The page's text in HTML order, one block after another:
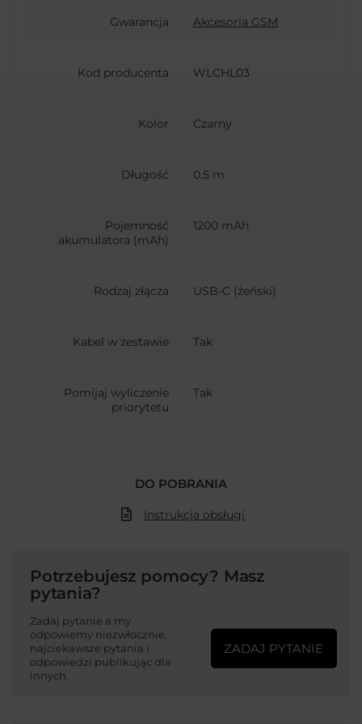
Gwarancja Akcesoria GSM
Kod producenta WLCHL03
Kolor Czarny
Długość 0.5 m
Pojemność
akumulatora (mAh)
1200 mAh
Rodzaj złącza USB-C (żeński)
Kabel w zestawie Tak
Pomijaj wyliczenie
priorytetu
Tak
DO POBRANIA
Instrukcja obsługi
Potrzebujesz pomocy? Masz
pytania?
Zadaj pytanie a my
odpowiemy niezwłocznie,
najciekawsze pytania i
odpowiedzi publikując dla
innych.
ZADAJ PYTANIE